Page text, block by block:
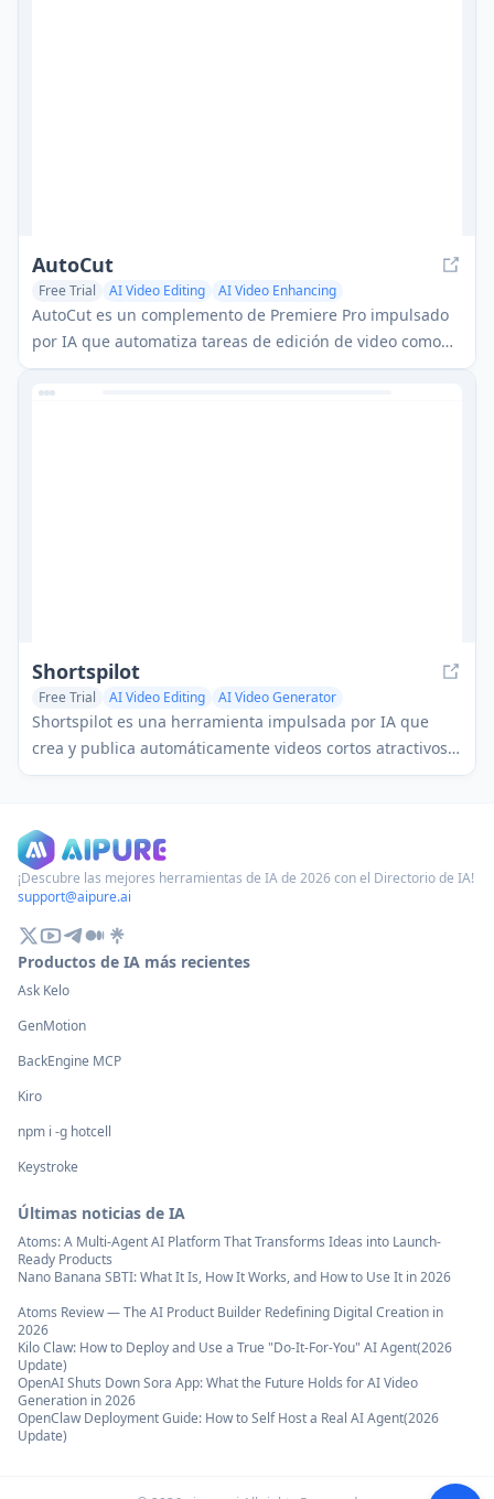
AutoCut
Free Trial AI Video Editing AI Video Enhancing
AutoCut es un complemento de Premiere Pro impulsado
por IA que automatiza tareas de edición de video como
agregar subtítulos animados, eliminar silencios y editar
podcasts para ahorrar horas de trabajo manual.
Shortspilot
Free Trial AI Video Editing
AI Video Generator
AI Short Clips Generator
Shortspilot es una herramienta impulsada por IA que
crea y publica automáticamente videos cortos atractivos
en plataformas de redes sociales, ayudando a los
¡Descubre las mejores herramientas de IA de 2026 con el Directorio de IA!
support@aipure.ai
Productos de IA más recientes
Ask Kelo
GenMotion
BackEngine MCP
Kiro
npm i -g hotcell
Keystroke
Últimas noticias de IA
Atoms: A Multi-Agent AI Platform That Transforms Ideas into Launch-
Ready Products
Nano Banana SBTI: What It Is, How It Works, and How to Use It in 2026
Atoms Review — The AI Product Builder Redefining Digital Creation in
2026
Kilo Claw: How to Deploy and Use a True "Do‑It‑For‑You" AI Agent(2026
Update)
OpenAI Shuts Down Sora App: What the Future Holds for AI Video
Generation in 2026
OpenClaw Deployment Guide: How to Self Host a Real AI Agent(2026
Update)